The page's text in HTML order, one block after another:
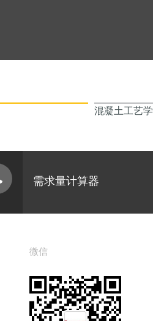
混凝土工艺学
需求量计算器
微信